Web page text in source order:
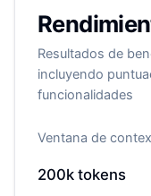
Resultados de
incluyendo
funcionalidades
Ventana de
200ktokens